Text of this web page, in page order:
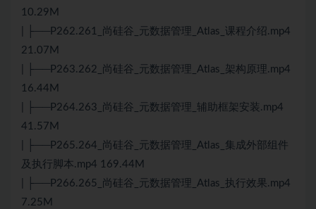
10.29M
| ├──P262.261_尚硅谷_元数据管理_Atlas_课程介绍.mp4
21.07M
| ├──P263.262_尚硅谷_元数据管理_Atlas_架构原理.mp4
16.44M
| ├──P264.263_尚硅谷_元数据管理_辅助框架安装.mp4
41.57M
| ├──P265.264_尚硅谷_元数据管理_Atlas_集成外部组件
及执行脚本.mp4 169.44M
| ├──P266.265_尚硅谷_元数据管理_Atlas_执行效果.mp4
7.25M